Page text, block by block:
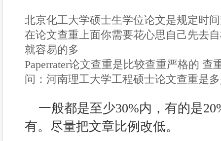
北京化工大学硕士生学位论文是规定时
在论文查重上面你需要花心思自己先去
就容易的多
Paperrater论文查重是比较查重严格的 查
问：河南理工大学工程硕士论文查重是多
一般都是至少30%内，有的是
有。尽量把文章比例改低。